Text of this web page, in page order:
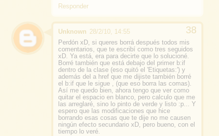
Responder
Unknown 28/2/10, 14:55
Perdón xD, si queres borrá después todos mis
comentarios, que te escribí como tres seguidos
xD. Ya está, era para decirte que lo solucioné.
Borré también que está debajo del primer b:if
dentro de la clase (eso quitó el 'Etiquetas:') y
además del a href que me dijiste también borré
el b:if que le sigue , (que eso borra las comas).
Así me quedo bien, ahora tengo que ver como
quitar el espacio en blanco, pero calculo que me
las arreglaré, sino lo pinto de verde y listo :p... Y
espero que las modificaciones que hice
borrando esas cosas que te dije no me causen
ningún efecto secundario xD, pero bueno, con el
tiempo lo veré.